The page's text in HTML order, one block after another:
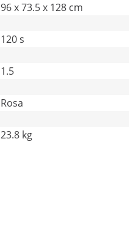
96 x 73.5 x 128 cm
120 s
1.5
Rosa
23.8 kg